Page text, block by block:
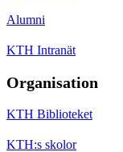
Alumni
KTH Intranät
Organisation
KTH Biblioteket
KTH:s skolor